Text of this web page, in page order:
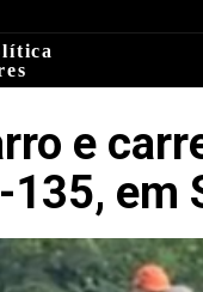
e
135, em